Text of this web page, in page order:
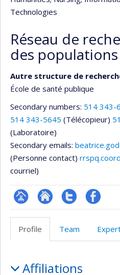
Technologies
Réseau de
des
Autre structure de
École de santé publique
Secondary numbers: 514 343-
514 343-5645 (Télécopieur)
(Laboratoire)
Secondary emails:
(Personne contact)
courriel)
Page
Facultaire
Site
de
CompteProfil
Profile Team
Affiliations